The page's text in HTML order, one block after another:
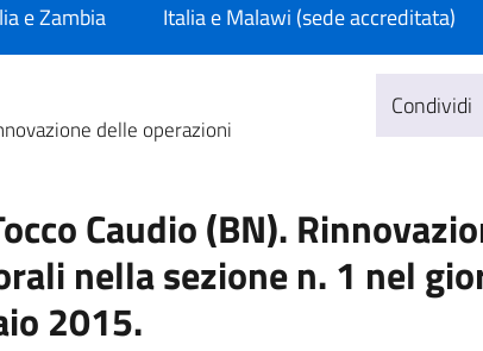
e Zambia Italia e Malawi (sede accreditata)
delle operazioni
Condividi
Caudio (BN).
nella sezione n. 1 nel
2015.